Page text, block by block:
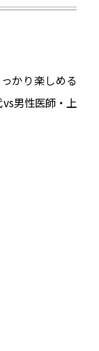
かり楽しめる
男性医師・上